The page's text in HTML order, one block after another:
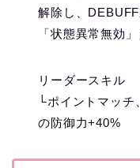
解除し、
「状態異常無効
リーダースキル
└ポイントマッチ
の防御力+40%